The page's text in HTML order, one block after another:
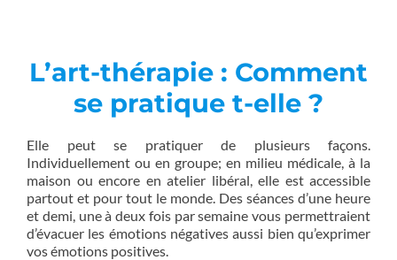
L’art-thérapie : Comment
se pratique t-elle ?
Elle peut se pratiquer de plusieurs façons.
Individuellement ou en groupe; en milieu médicale, à la
maison ou encore en atelier libéral, elle est accessible
partout et pour tout le monde. Des séances d’une heure
et demi, une à deux fois par semaine vous permettraient
d’évacuer les émotions négatives aussi bien qu’exprimer
vos émotions positives.